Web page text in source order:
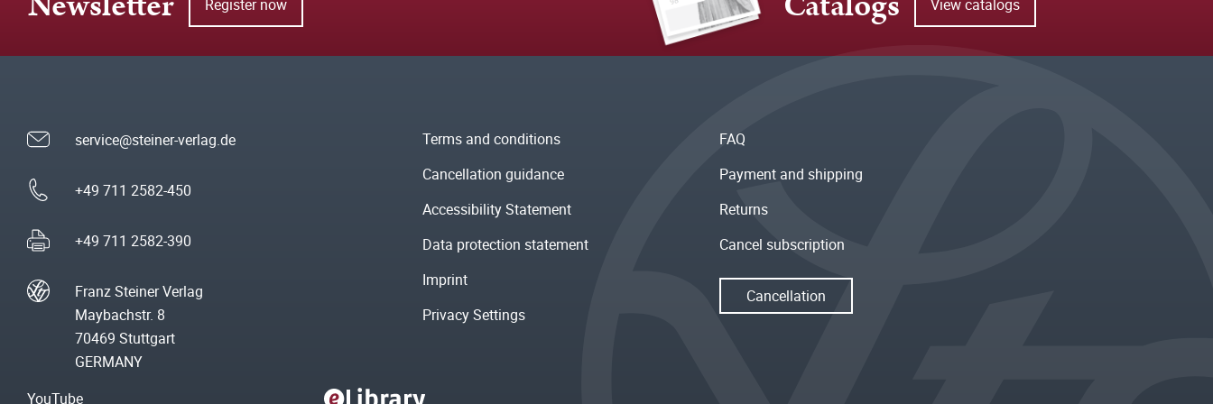
Register now View catalogs
service@steiner-verlag.de
+49 711 2582-450
+49 711 2582-390
Franz Steiner Verlag
Maybachstr. 8
70469 Stuttgart
GERMANY
Terms and conditions
Cancellation guidance
Accessibility Statement
Data protection statement
Imprint
Privacy Settings
FAQ
Payment and shipping
Returns
Cancel subscription
Cancellation
YouTube